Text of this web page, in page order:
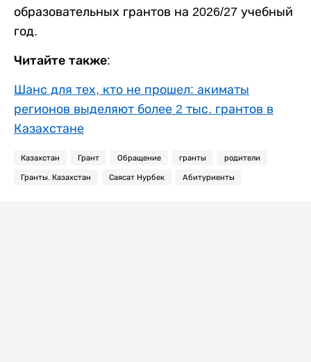
образовательных грантов на 2026/27 учебный
год.
Читайте также:
Шанс для тех, кто не прошел: акиматы
регионов выделяют более 2 тыс. грантов в
Казахстане
Казахстан Грант Обращение гранты родители
Гранты. Казахстан Саясат Нурбек Абитуриенты